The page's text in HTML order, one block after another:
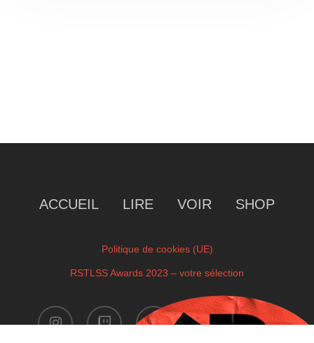
ACCUEIL LIRE VOIR SHOP
Politique de cookies (UE)
RSTLSS Awards 2023 – votre sélection
instagram twitch facebook youtube
x-
twitter